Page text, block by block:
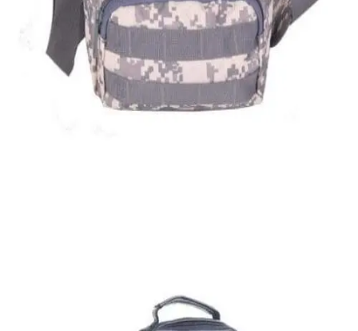
Quick View
Εξαντλημένο
ΑΝΔΡΙΚΑ ΤΣΑΝΤΑΚΙΑ ΩΜΟΥ
Ανδρικό τσαντάκι Survivors